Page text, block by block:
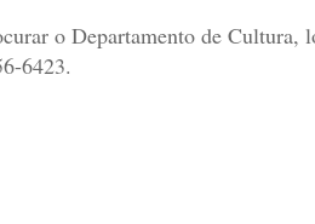
o Departamento de
6423.